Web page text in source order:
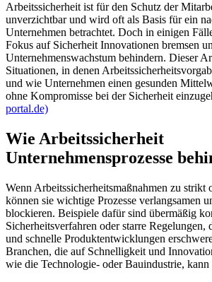
Arbeitssicherheit ist für den Schutz der
unverzichtbar und wird oft als Basis für ein
Unternehmen betrachtet. Doch in einigen
Fokus auf Sicherheit Innovationen bremsen
Unternehmenswachstum behindern. Dieser
Situationen, in denen
und wie Unternehmen einen gesunden
ohne Kompromisse bei der Sicherheit
portal.de)
Wie Arbeitssicherheit
Unternehmensprozesse
Wenn Arbeitssicherheitsmaßnahmen zu strikt
können sie wichtige Prozesse verlangsamen
blockieren. Beispiele dafür sind übermäßig
Sicherheitsverfahren oder starre Regelungen,
und schnelle Produktentwicklungen
Branchen, die auf Schnelligkeit und
wie die Technologie- oder Bauindustrie, kann